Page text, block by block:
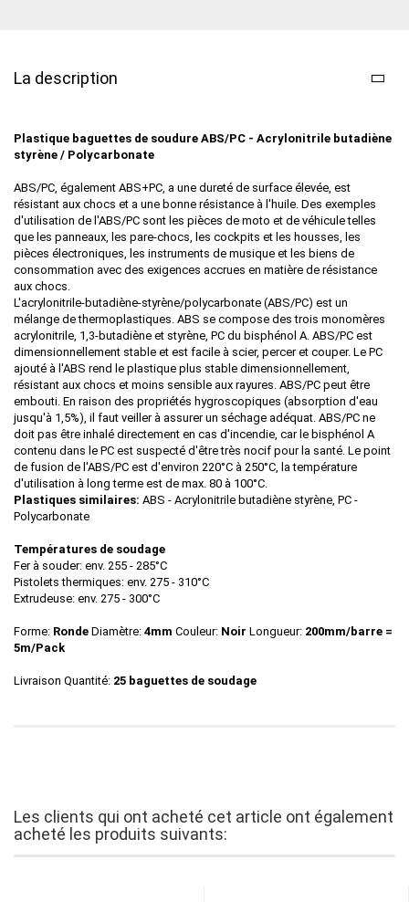
La description
Plastique baguettes de soudure ABS/PC - Acrylonitrile butadiène
styrène / Polycarbonate
ABS/PC, également ABS+PC, a une dureté de surface élevée, est
résistant aux chocs et a une bonne résistance à l'huile. Des exemples
d'utilisation de l'ABS/PC sont les pièces de moto et de véhicule telles
que les panneaux, les pare-chocs, les cockpits et les housses, les
pièces électroniques, les instruments de musique et les biens de
consommation avec des exigences accrues en matière de résistance
aux chocs.
L'acrylonitrile-butadiène-styrène/polycarbonate (ABS/PC) est un
mélange de thermoplastiques. ABS se compose des trois monomères
acrylonitrile, 1,3-butadiène et styrène, PC du bisphénol A. ABS/PC est
dimensionnellement stable et est facile à scier, percer et couper. Le PC
ajouté à l'ABS rend le plastique plus stable dimensionnellement,
résistant aux chocs et moins sensible aux rayures. ABS/PC peut être
embouti. En raison des propriétés hygroscopiques (absorption d'eau
jusqu'à 1,5%), il faut veiller à assurer un séchage adéquat. ABS/PC ne
doit pas être inhalé directement en cas d'incendie, car le bisphénol A
contenu dans le PC est suspecté d'être très nocif pour la santé. Le point
de fusion de l'ABS/PC est d'environ 220°C à 250°C, la température
d'utilisation à long terme est de max. 80 à 100°C.
Plastiques similaires: ABS - Acrylonitrile butadiène styrène, PC -
Polycarbonate
Températures de soudage
Fer à souder: env. 255 - 285°C
Pistolets thermiques: env. 275 - 310°C
Extrudeuse: env. 275 - 300°C
Forme: Ronde Diamètre: 4mm Couleur: Noir Longueur: 200mm/barre =
5m/Pack
Livraison Quantité: 25 baguettes de soudage
Les clients qui ont acheté cet article ont également
acheté les produits suivants: